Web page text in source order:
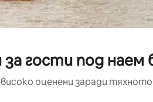
гости под наем
оценени заради